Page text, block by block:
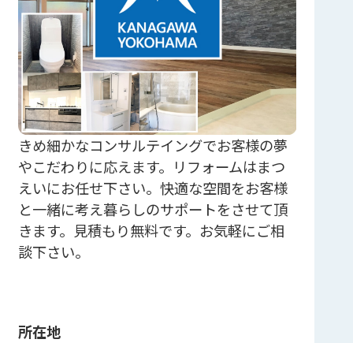
きめ細かなコンサルテイングでお客様の夢
やこだわりに応えます。リフォームはまつ
えいにお任せ下さい。快適な空間をお客様
と一緒に考え暮らしのサポートをさせて頂
きます。見積もり無料です。お気軽にご相
談下さい。
所在地